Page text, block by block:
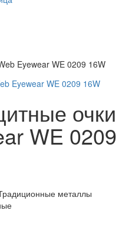
Eyewear WE 0209 16W
очки
WE 0209
металлы